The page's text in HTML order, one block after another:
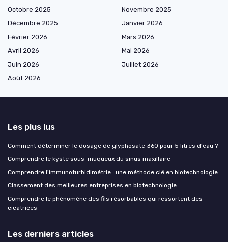
Octobre 2025
Novembre 2025
Décembre 2025
Janvier 2026
Février 2026
Mars 2026
Avril 2026
Mai 2026
Juin 2026
Juillet 2026
Août 2026
Les plus lus
Comment déterminer le dosage de glyphosate 360 pour 5 litres d'eau ?
Comprendre le kyste sous-muqueux du sinus maxillaire
Comprendre l'immunoturbidimétrie : une méthode clé en biotechnologie
Classement des meilleures entreprises en biotechnologie
Comprendre le phénomène des fils résorbables qui ressortent des
cicatrices
Les derniers articles